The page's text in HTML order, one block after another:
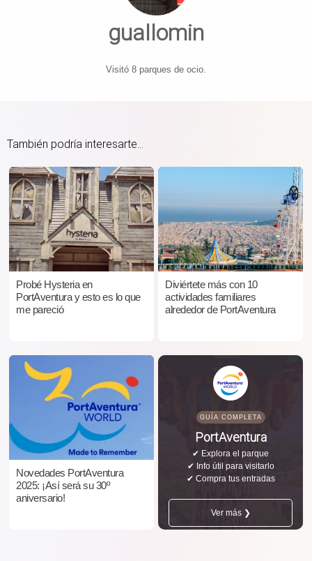
guallomin
Visitó 8 parques de ocio.
También podría interesarte...
Probé Hysteria en
PortAventura y esto es lo que
me pareció
Diviértete más con 10
actividades familiares
alrededor de PortAventura
Novedades PortAventura
2025: ¡Así será su 30º
aniversario!
GUÍA COMPLETA
PortAventura
✔ Explora el parque
✔ Info útil para visitarlo
✔ Compra tus entradas
Ver más ❯